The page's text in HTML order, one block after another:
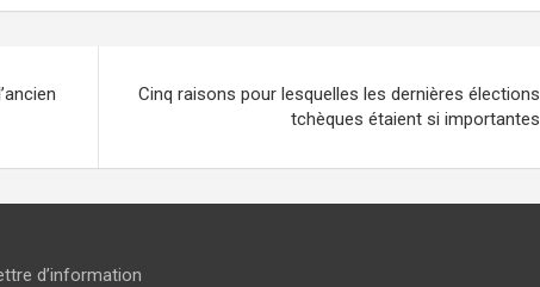
Cinq raisons pour lesquelles les dernières élections
tchèques étaient si importantes
d’information